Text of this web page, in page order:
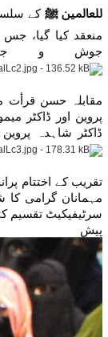
للعالمین ﷺ کے
منعقد کیا گیا،
جوش و
مقابلہ حسن قرأت
پروین اور ڈاکٹر
ڈاکٹر شاہدہ
تقریب کے اختتام
مہمانان گرامی کا
سرٹیفیکیٹ تقسیم